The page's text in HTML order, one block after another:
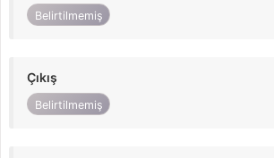
Belirtilmemiş
Çıkış
Belirtilmemiş